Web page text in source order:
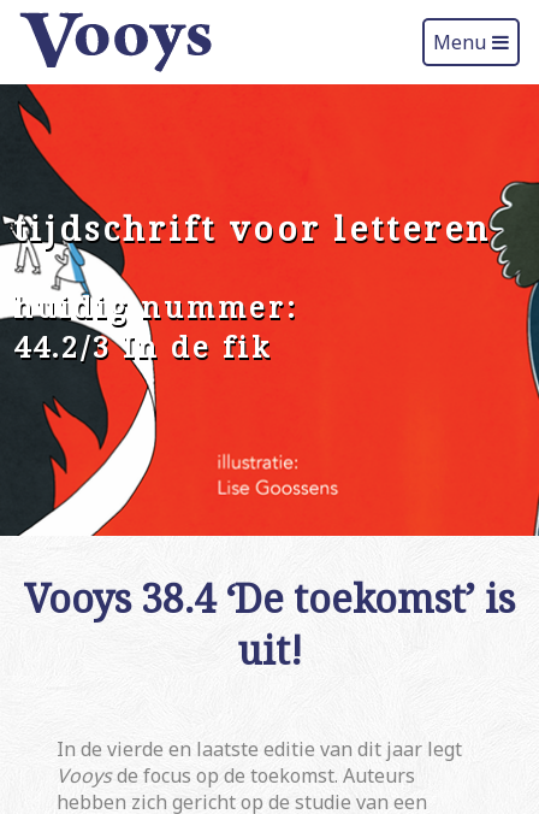
Menu
tijdschrift voor letteren
huidig nummer:
44.2/3 In de fik
Vooys 38.4 ‘De toekomst’ is
uit!
In de vierde en laatste editie van dit jaar legt
Vooysde focus op de toekomst. Auteurs
hebben zich gericht op de studie van een